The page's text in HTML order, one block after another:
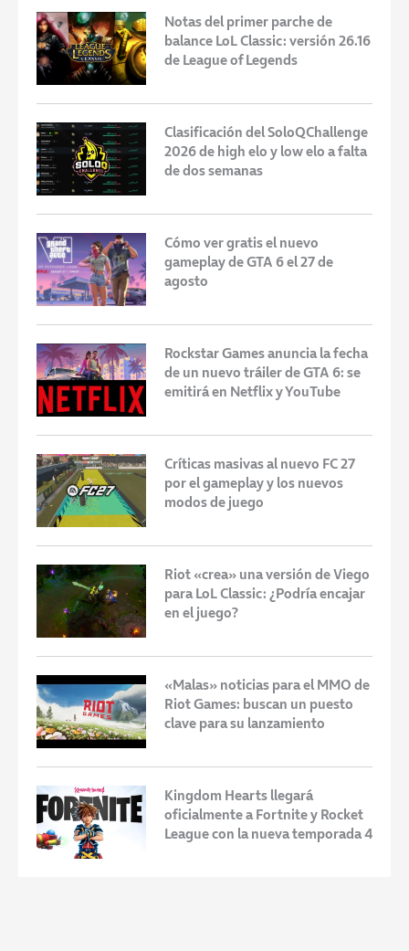
Notas del primer parche de
balance LoL Classic: versión 26.16
de League of Legends
Clasificación del SoloQChallenge
2026 de high elo y low elo a falta
de dos semanas
Cómo ver gratis el nuevo
gameplay de GTA 6 el 27 de
agosto
Rockstar Games anuncia la fecha
de un nuevo tráiler de GTA 6: se
emitirá en Netflix y YouTube
Críticas masivas al nuevo FC 27
por el gameplay y los nuevos
modos de juego
Riot «crea» una versión de Viego
para LoL Classic: ¿Podría encajar
en el juego?
«Malas» noticias para el MMO de
Riot Games: buscan un puesto
clave para su lanzamiento
Kingdom Hearts llegará
oficialmente a Fortnite y Rocket
League con la nueva temporada 4